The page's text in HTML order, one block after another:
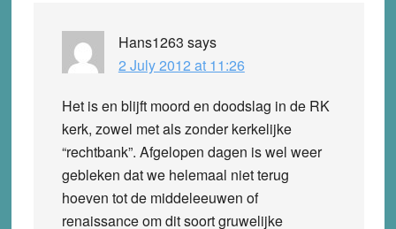
Hans1263 says
2 July 2012 at 11:26
Het is en blijft moord en doodslag in de RK
kerk, zowel met als zonder kerkelijke
“rechtbank”. Afgelopen dagen is wel weer
gebleken dat we helemaal niet terug
hoeven tot de middeleeuwen of
renaissance om dit soort gruwelijke